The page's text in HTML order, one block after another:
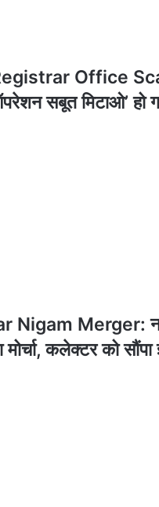
Office
सबूत मिटाओ’ हो
Nigam Merger:
मोर्चा, कलेक्टर को सौंपा